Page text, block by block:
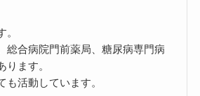
総合病院門前薬局、糖尿病専門病
ります。
も活動しています。